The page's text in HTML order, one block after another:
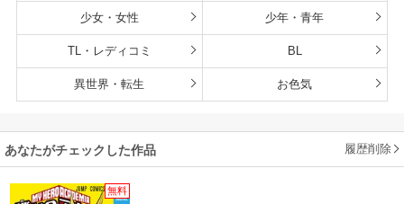
少女・女性 少年・青年
TL・レディコミ BL
異世界・転生 お色気
あなたがチェックした作品 履歴削除
無料